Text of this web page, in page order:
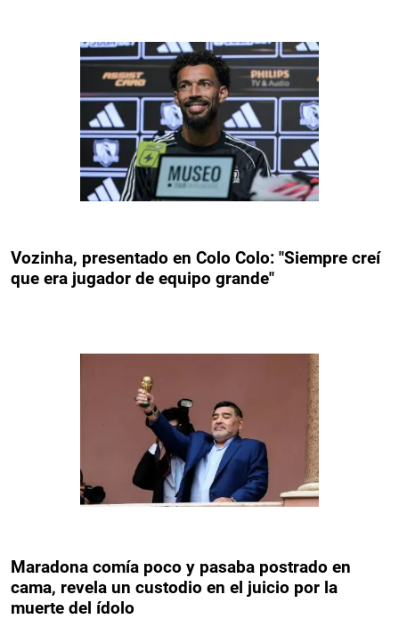
Vozinha, presentado en Colo Colo: "Siempre creí
que era jugador de equipo grande"
Maradona comía poco y pasaba postrado en
cama, revela un custodio en el juicio por la
muerte del ídolo